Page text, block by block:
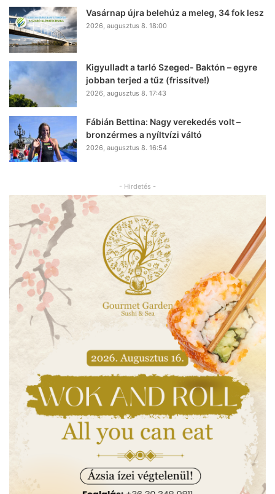
Vasárnap újra belehúz a meleg, 34 fok lesz
2026, augusztus 8. 18:00
Kigyulladt a tarló Szeged- Baktón – egyre
jobban terjed a tűz (frissítve!)
2026, augusztus 8. 17:43
Fábián Bettina: Nagy verekedés volt –
bronzérmes a nyíltvízi váltó
2026, augusztus 8. 16:54
- Hirdetés -